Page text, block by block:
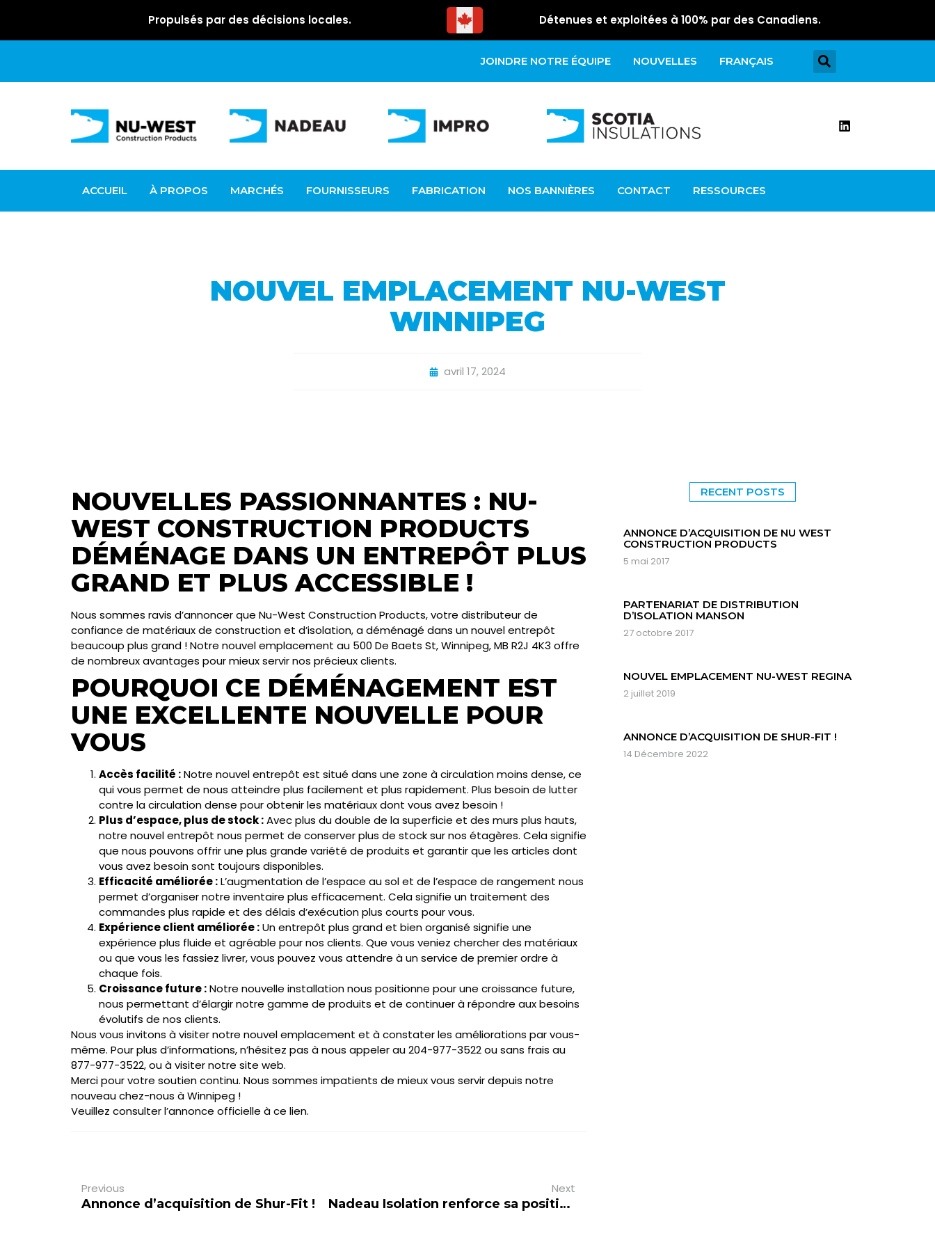
Propulsés par des décisions locales. Détenues et exploitées à 100% par des Canadiens.
JOINDRE NOTRE ÉQUIPE NOUVELLES FRANÇAIS
ACCUEIL À PROPOS MARCHÉS FOURNISSEURS FABRICATION NOS BANNIÈRES CONTACT RESSOURCES
NOUVEL EMPLACEMENT NU-WEST
WINNIPEG
avril 17, 2024
NOUVELLES PASSIONNANTES : NU-
WEST CONSTRUCTION PRODUCTS
DÉMÉNAGE DANS UN ENTREPÔT PLUS
GRAND ET PLUS ACCESSIBLE !
Nous sommes ravis d’annoncer que Nu-West Construction Products, votre distributeur de
confiance de matériaux de construction et d’isolation, a déménagé dans un nouvel entrepôt
beaucoup plus grand ! Notre nouvel emplacement au 500 De Baets St, Winnipeg, MB R2J 4K3 offre
de nombreux avantages pour mieux servir nos précieux clients.
POURQUOI CE DÉMÉNAGEMENT EST
UNE EXCELLENTE NOUVELLE POUR
VOUS
Accès facilité :Notre nouvel entrepôt est situé dans une zone à circulation moins dense, ce
qui vous permet de nous atteindre plus facilement et plus rapidement. Plus besoin de lutter
contre la circulation dense pour obtenir les matériaux dont vous avez besoin !
Plus d’espace, plus de stock :Avec plus du double de la superficie et des murs plus hauts,
notre nouvel entrepôt nous permet de conserver plus de stock sur nos étagères. Cela signifie
que nous pouvons offrir une plus grande variété de produits et garantir que les articles dont
vous avez besoin sont toujours disponibles.
Efficacité améliorée :L’augmentation de l’espace au sol et de l’espace de rangement nous
permet d’organiser notre inventaire plus efficacement. Cela signifie un traitement des
commandes plus rapide et des délais d’exécution plus courts pour vous.
Expérience client améliorée :Un entrepôt plus grand et bien organisé signifie une
expérience plus fluide et agréable pour nos clients. Que vous veniez chercher des matériaux
ou que vous les fassiez livrer, vous pouvez vous attendre à un service de premier ordre à
chaque fois.
Croissance future :Notre nouvelle installation nous positionne pour une croissance future,
nous permettant d’élargir notre gamme de produits et de continuer à répondre aux besoins
évolutifs de nos clients.
Nous vous invitons à visiter notre nouvel emplacement et à constater les améliorations par vous-
même. Pour plus d’informations, n’hésitez pas à nous appeler au 204-977-3522 ou sans frais au
877-977-3522, ou à visiter notre site web.
Merci pour votre soutien continu. Nous sommes impatients de mieux vous servir depuis notre
nouveau chez-nous à Winnipeg !
Veuillez consulter l’annonce officielle àce lien.
Previous
Annonce d’acquisition de Shur-Fit !
Next
Nadeau Isolation renforce sa position avec un nouveau centre de distribution à Montréal.
RECENT POSTS
ANNONCE D’ACQUISITION DE NU WEST
CONSTRUCTION PRODUCTS
5 mai 2017
PARTENARIAT DE DISTRIBUTION
D’ISOLATION MANSON
27 octobre 2017
NOUVEL EMPLACEMENT NU-WEST REGINA
2 juillet 2019
ANNONCE D’ACQUISITION DE SHUR-FIT !
14 Décembre 2022